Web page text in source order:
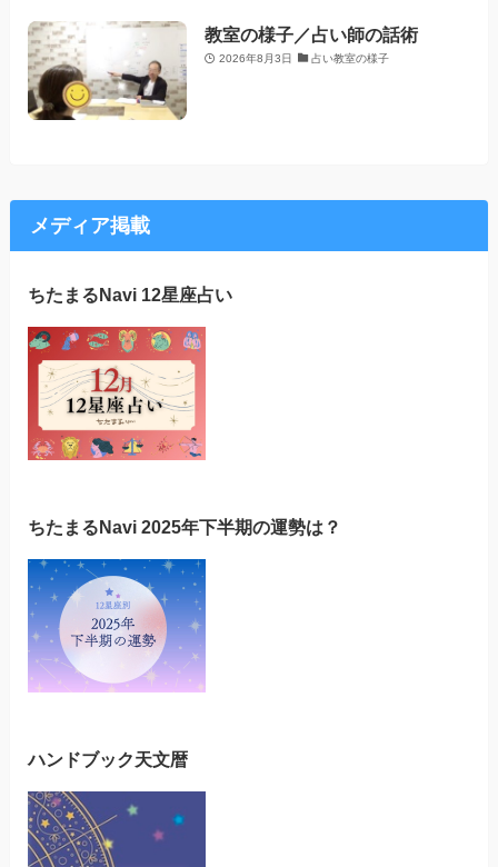
教室の様子／占い師の話術
2026年8月3日 占い教室の様子
メディア掲載
ちたまるNavi 12星座占い
ちたまるNavi 2025年下半期の運勢は？
ハンドブック天文暦